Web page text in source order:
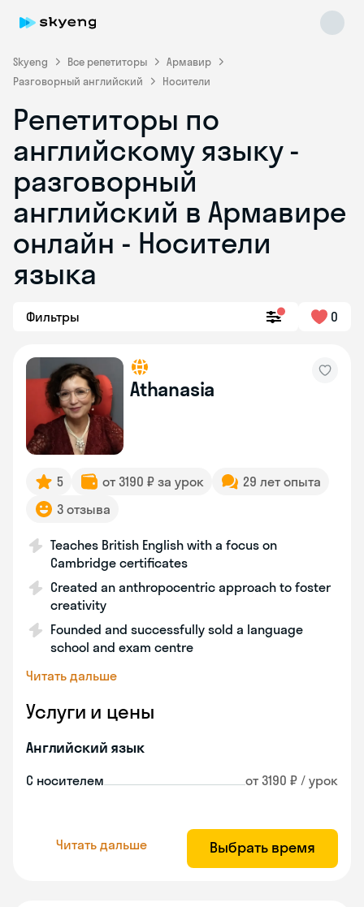
Skyeng Все репетиторы
Армавир
Разговорный английский
Носители
Репетиторы по
английскому языку -
разговорный
английский в Армавире
онлайн - Носители
языка
Фильтры 0
Athanasia
5 от 3190 ₽ за урок
29 лет опыта
3 отзыва
Teaches British English with a focus on
Cambridge certificates
Created an anthropocentric approach to foster
creativity
Founded and successfully sold a language
school and exam centre
Читать дальше
Услуги и цены
Английский язык
С носителем от 3190 ₽ / урок
Читать дальше Выбрать время
Skyeng Chat